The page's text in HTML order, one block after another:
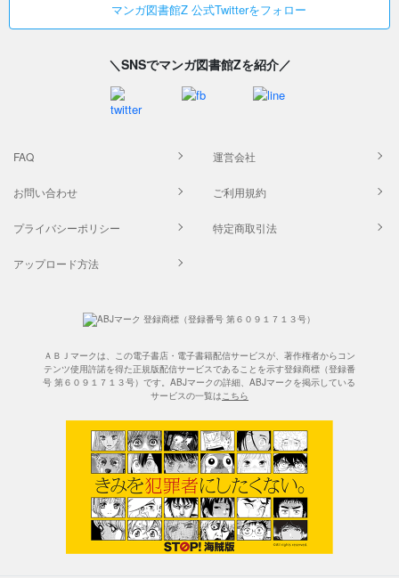
マンガ図書館Z 公式Twitterをフォロー
＼SNSでマンガ図書館Zを紹介／
FAQ 運営会社
お問い合わせ ご利用規約
プライバシーポリシー 特定商取引法
アップロード方法
ＡＢＪマークは、この電子書店・電子書籍配信サービスが、著作権者からコン
テンツ使用許諾を得た正規版配信サービスであることを示す登録商標（登録番
号 第６０９１７１３号）です。ABJマークの詳細、ABJマークを掲示している
サービスの一覧はこちら